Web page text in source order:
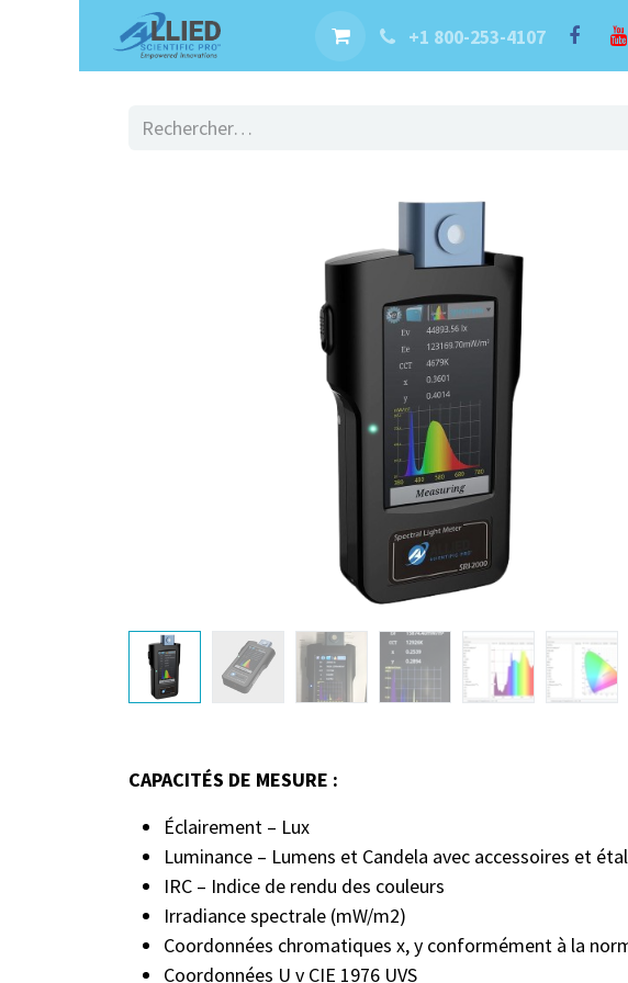
Services Rendez-vous Contact
+1 800-253-4107
CAPACITÉS DE MESURE :
Éclairement – Lux
Luminance – Lumens et Candela avec accessoires et
IRC – Indice de rendu des couleurs
Irradiance spectrale (mW/m2)
Coordonnées chromatiques x, y conformément à la
Coordonnées U v CIE 1976 UVS